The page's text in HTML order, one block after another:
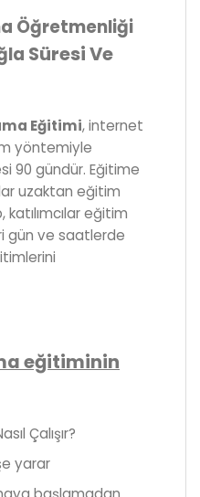
Öğretmenliği
Süresi Ve
Eğitimi, internet
yöntemiyle
90 gündür. Eğitime
uzaktan eğitim
eğitim
gün ve saatlerde
eğitiminin
Çalışır?
yarar